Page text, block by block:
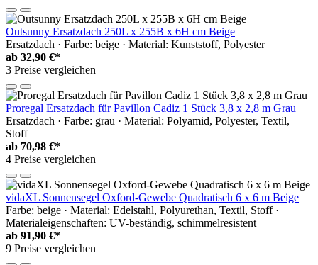
Outsunny Ersatzdach 250L x 255B x 6H cm Beige
Ersatzdach · Farbe: beige · Material: Kunststoff, Polyester
ab 32,90 €*
3 Preise vergleichen
Proregal Ersatzdach für Pavillon Cadiz 1 Stück 3,8 x 2,8 m Grau
Ersatzdach · Farbe: grau · Material: Polyamid, Polyester, Textil,
Stoff
ab 70,98 €*
4 Preise vergleichen
vidaXL Sonnensegel Oxford-Gewebe Quadratisch 6 x 6 m Beige
Farbe: beige · Material: Edelstahl, Polyurethan, Textil, Stoff ·
Materialeigenschaften: UV-beständig, schimmelresistent
ab 91,90 €*
9 Preise vergleichen